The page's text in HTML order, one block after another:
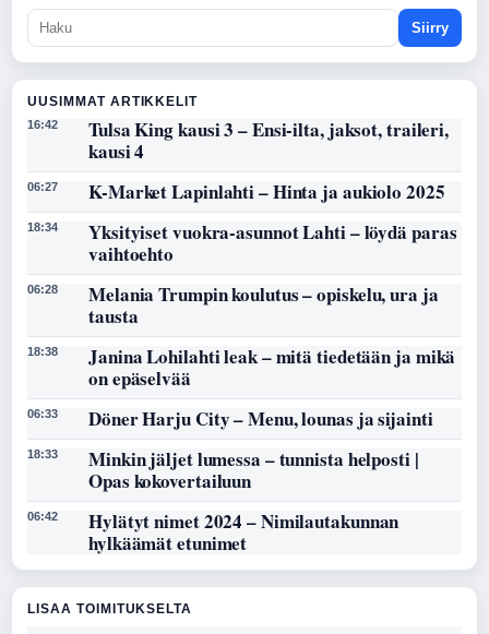
Siirry
UUSIMMAT ARTIKKELIT
16:42
Tulsa King kausi 3 – Ensi-ilta, jaksot, traileri,
kausi 4
06:27 K-Market Lapinlahti – Hinta ja aukiolo 2025
18:34
Yksityiset vuokra-asunnot Lahti – löydä paras
vaihtoehto
06:28
Melania Trumpin koulutus – opiskelu, ura ja
tausta
18:38
Janina Lohilahti leak – mitä tiedetään ja mikä
on epäselvää
06:33 Döner Harju City – Menu, lounas ja sijainti
18:33
Minkin jäljet lumessa – tunnista helposti |
Opas kokovertailuun
06:42
Hylätyt nimet 2024 – Nimilautakunnan
hylkäämät etunimet
LISAA TOIMITUKSELTA